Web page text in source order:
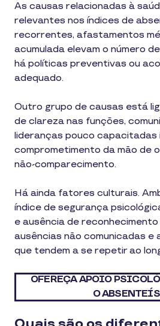
As causas relacionadas à
relevantes nos índices de
recorrentes, afastamentos
acumulada elevam o número
há políticas preventivas ou
adequado.
Outro grupo de causas está
de clareza nas funções,
lideranças pouco capacitadas
comprometimento da mão de
não-comparecimento.
Há ainda fatores culturais.
índice de segurança
e ausência de
ausências não comunicadas
que tendem a se repetir ao
OFEREÇA APOIO
O